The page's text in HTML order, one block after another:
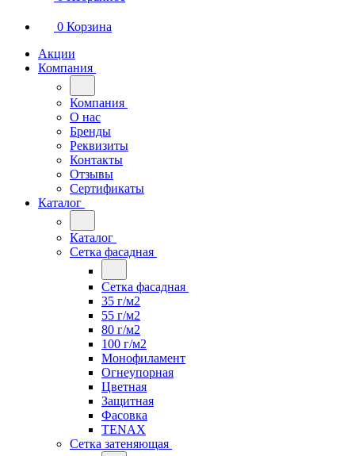
0 Корзина
Акции
Компания
Компания
О нас
Бренды
Реквизиты
Контакты
Отзывы
Сертификаты
Каталог
Каталог
Сетка фасадная
Сетка фасадная
35 г/м2
55 г/м2
80 г/м2
100 г/м2
Монофиламент
Огнеупорная
Цветная
Защитная
Фасовка
TENAX
Сетка затеняющая